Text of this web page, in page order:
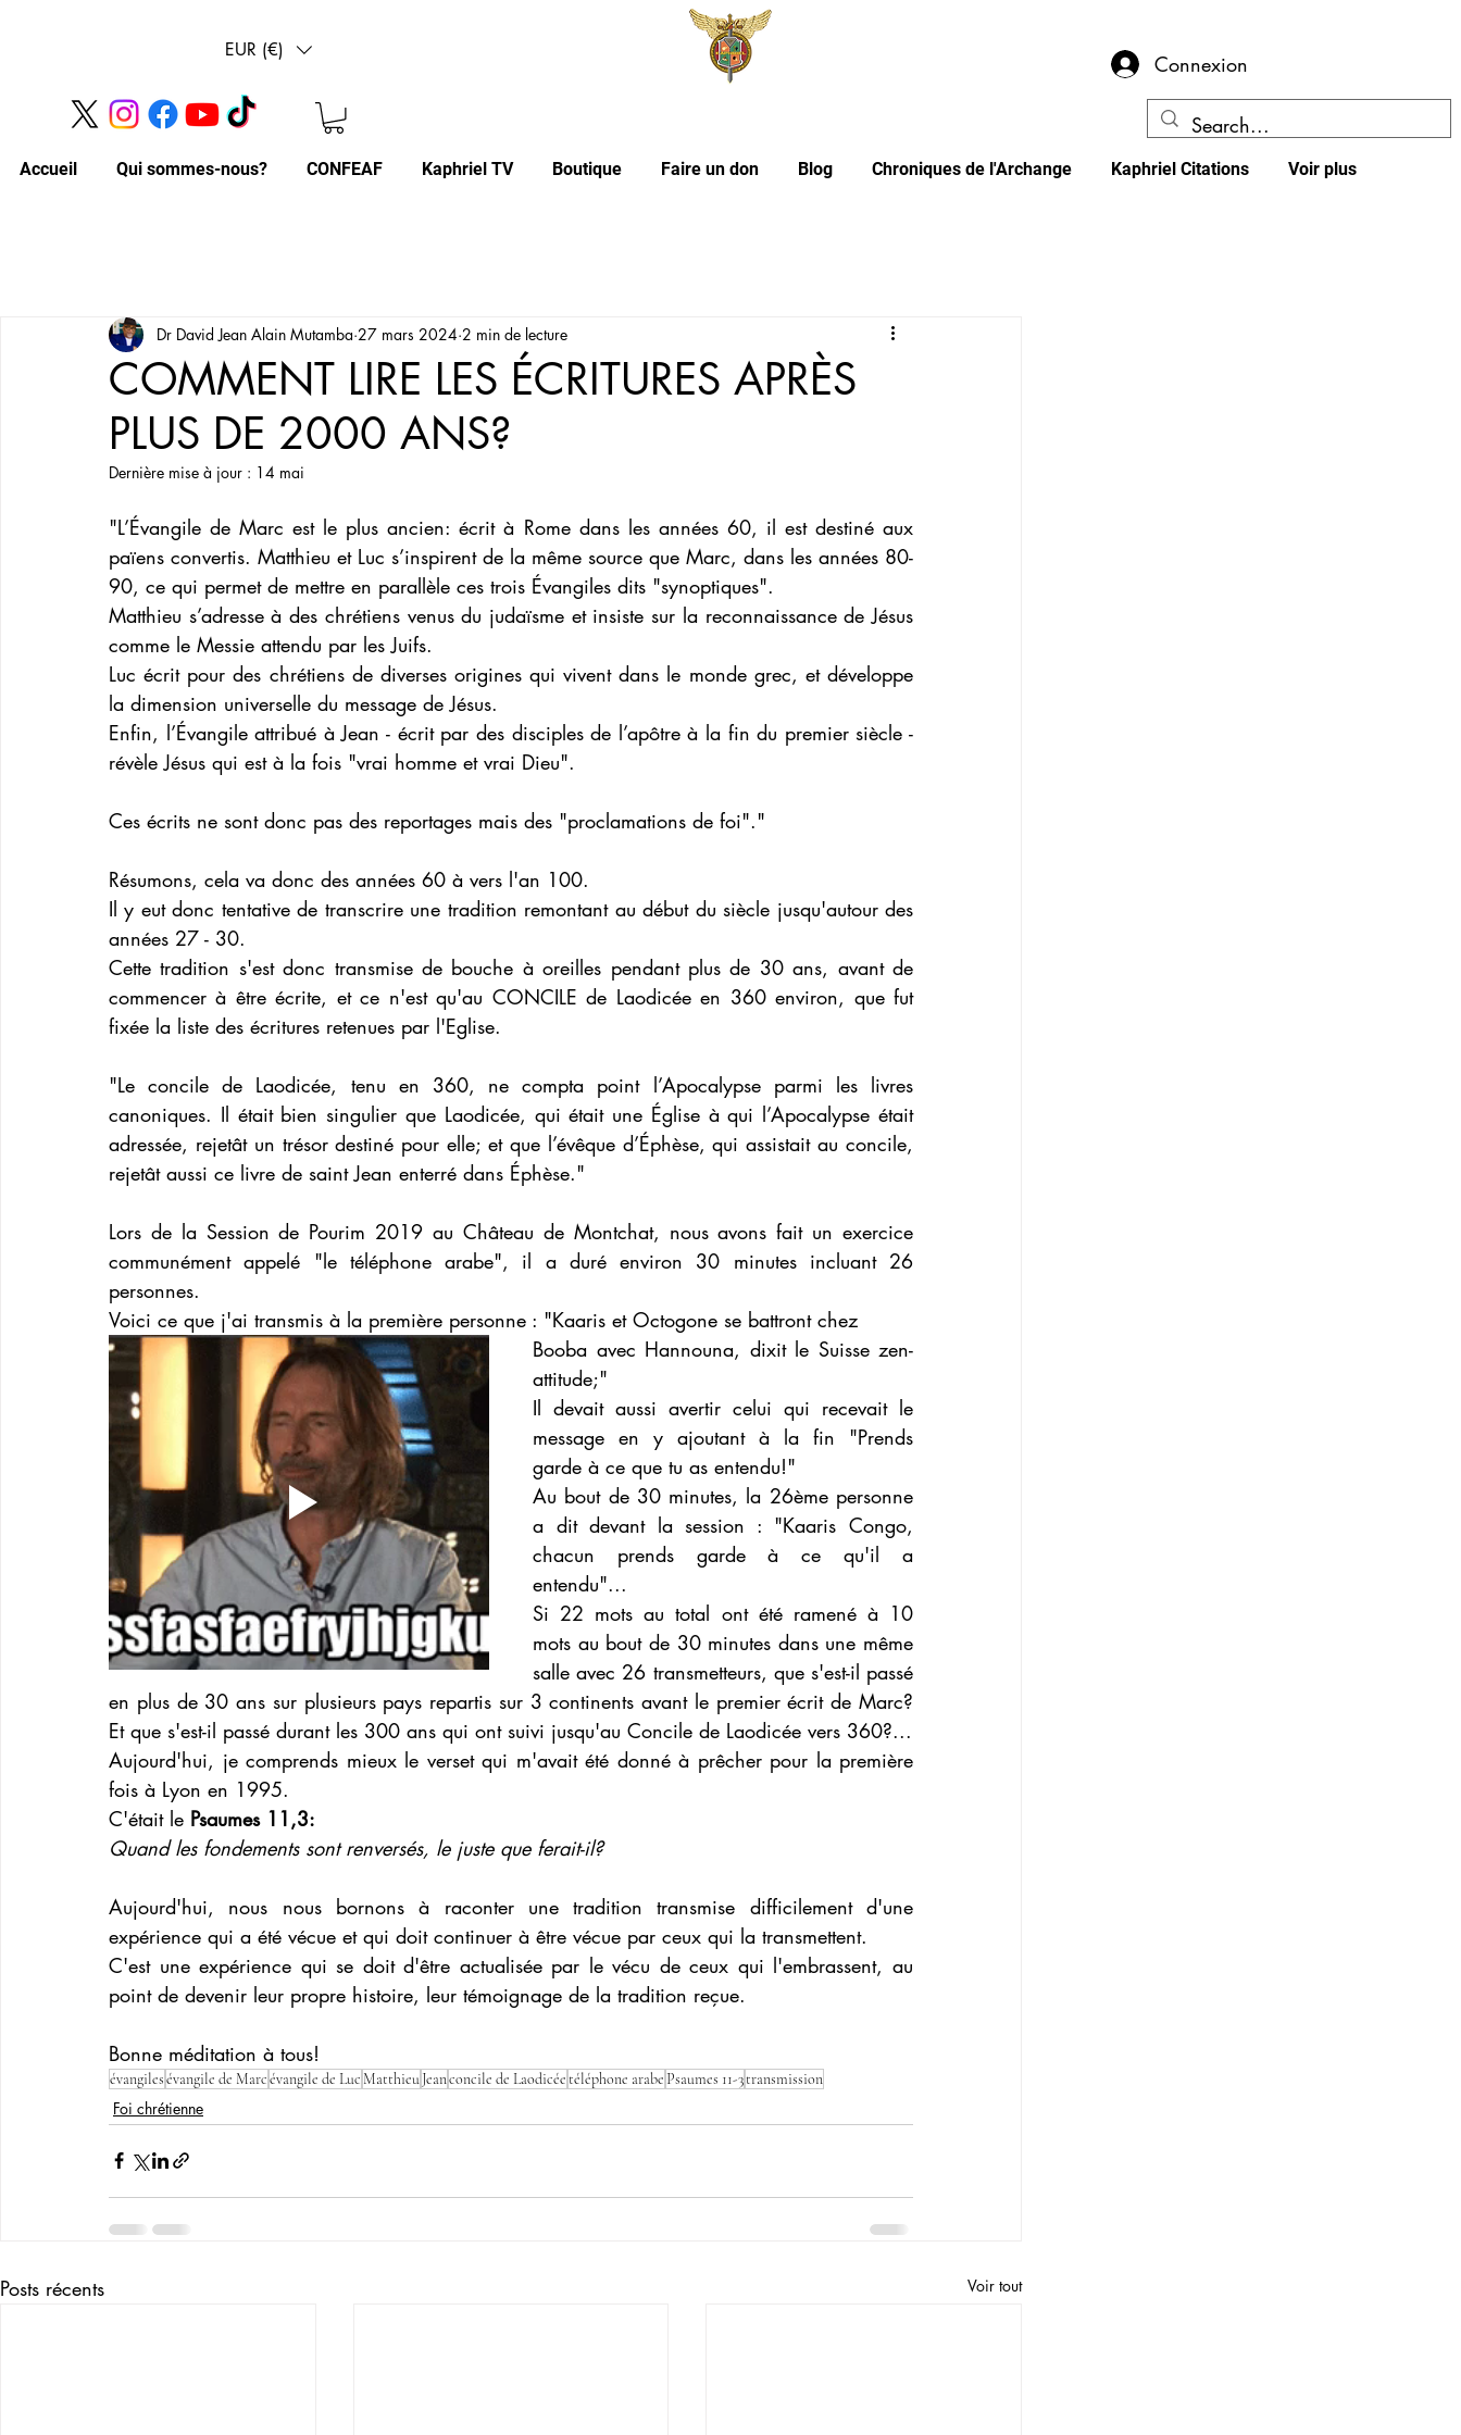
EUR (€)
Connexion
Accueil Qui sommes-nous? CONFEAF Kaphriel TV Boutique Faire un don Blog Chroniques de l'Archange Kaphriel Citations Voir plus
COMMENT LIRE LES ÉCRITURES APRÈS
PLUS DE 2000 ANS?
Dr David Jean Alain Mutamba 27 mars 2024 2 min de lecture
Dernière mise à jour : 14 mai
"L’Évangile de Marc est le plus ancien: écrit à Rome dans les années 60, il est destiné aux
païens convertis. Matthieu et Luc s’inspirent de la même source que Marc, dans les années 80-
90, ce qui permet de mettre en parallèle ces trois Évangiles dits "synoptiques".
Matthieu s’adresse à des chrétiens venus du judaïsme et insiste sur la reconnaissance de Jésus
comme le Messie attendu par les Juifs.
Luc écrit pour des chrétiens de diverses origines qui vivent dans le monde grec, et développe
la dimension universelle du message de Jésus.
Enfin, l’Évangile attribué à Jean - écrit par des disciples de l’apôtre à la fin du premier siècle -
révèle Jésus qui est à la fois "vrai homme et vrai Dieu".
Ces écrits ne sont donc pas des reportages mais des "proclamations de foi"."
Résumons, cela va donc des années 60 à vers l'an 100.
Il y eut donc tentative de transcrire une tradition remontant au début du siècle jusqu'autour des
années 27 - 30.
Cette tradition s'est donc transmise de bouche à oreilles pendant plus de 30 ans, avant de
commencer à être écrite, et ce n'est qu'au CONCILE de Laodicée en 360 environ, que fut
fixée la liste des écritures retenues par l'Eglise.
"Le concile de Laodicée, tenu en 360, ne compta point l’Apocalypse parmi les livres
canoniques. Il était bien singulier que Laodicée, qui était une Église à qui l’Apocalypse était
adressée, rejetât un trésor destiné pour elle; et que l’évêque d’Éphèse, qui assistait au concile,
rejetât aussi ce livre de saint Jean enterré dans Éphèse."
Lors de la Session de Pourim 2019 au Château de Montchat, nous avons fait un exercice
communément appelé "le téléphone arabe", il a duré environ 30 minutes incluant 26
personnes.
Voici ce que j'ai transmis à la première personne : "Kaaris et Octogone se battront chez
Booba avec Hannouna, dixit le Suisse zen-
attitude;"
Il devait aussi avertir celui qui recevait le
message en y ajoutant à la fin "Prends
garde à ce que tu as entendu!"
Au bout de 30 minutes, la 26ème personne
a dit devant la session : "Kaaris Congo,
chacun prends garde à ce qu'il a
entendu"...
Si 22 mots au total ont été ramené à 10
mots au bout de 30 minutes dans une même
salle avec 26 transmetteurs, que s'est-il passé
en plus de 30 ans sur plusieurs pays repartis sur 3 continents avant le premier écrit de Marc?
Et que s'est-il passé durant les 300 ans qui ont suivi jusqu'au Concile de Laodicée vers 360?...
Aujourd'hui, je comprends mieux le verset qui m'avait été donné à prêcher pour la première
fois à Lyon en 1995.
C'était le Psaumes 11,3:
Quand les fondements sont renversés, le juste que ferait-il?
Aujourd'hui, nous nous bornons à raconter une tradition transmise difficilement d'une
expérience qui a été vécue et qui doit continuer à être vécue par ceux qui la transmettent.
C'est une expérience qui se doit d'être actualisée par le vécu de ceux qui l'embrassent, au
point de devenir leur propre histoire, leur témoignage de la tradition reçue.
Bonne méditation à tous!
évangilesévangile de Marcévangile de Luc MatthieuJeanconcile de Laodicéetéléphone arabe Psaumes 11-3transmission
Foi chrétienne
Posts récents Voir tout